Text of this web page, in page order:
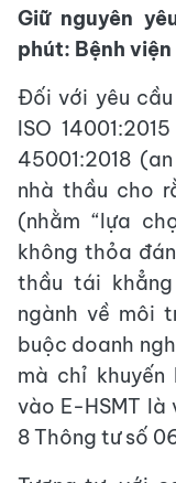
Giữ nguyên
phút: Bệnh
Đối với yêu
ISO
45001:2018
nhà thầu cho
(nhằm “lựa
không thỏa
thầu tái
ngành về môi
buộc doanh
mà chỉ
vào E-HSMT là
8 Thông tư số